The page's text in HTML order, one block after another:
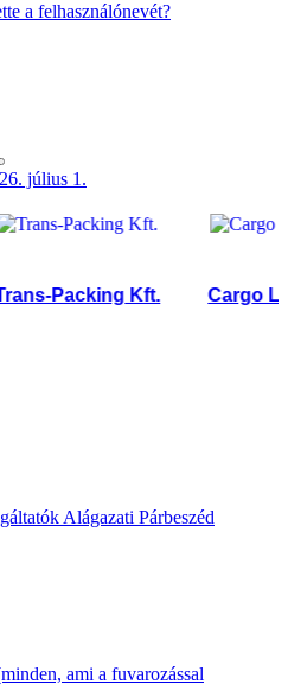
a felhasználónevét?
Packing Kft. Cargo
Alágazati Párbeszéd
ami a fuvarozással